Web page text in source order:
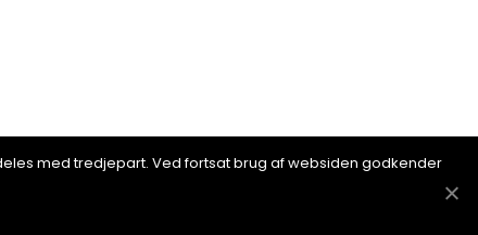
med tredjepart. Ved fortsat brug af websiden godkender